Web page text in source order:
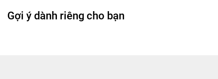
Gợi ý dành riêng cho bạn